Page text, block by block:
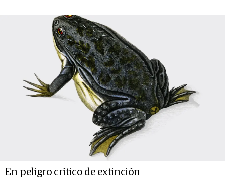
En peligro crítico de extinción